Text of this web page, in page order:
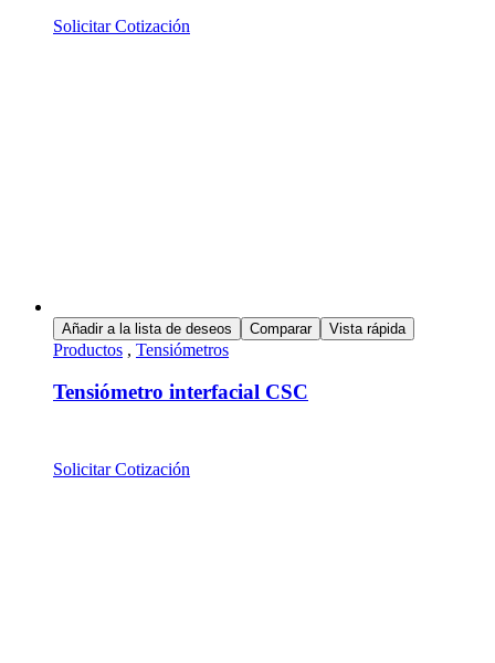
Solicitar Cotización
Añadir a la lista de deseos Comparar Vista rápida
Productos , Tensiómetros
Tensiómetro interfacial CSC
Solicitar Cotización